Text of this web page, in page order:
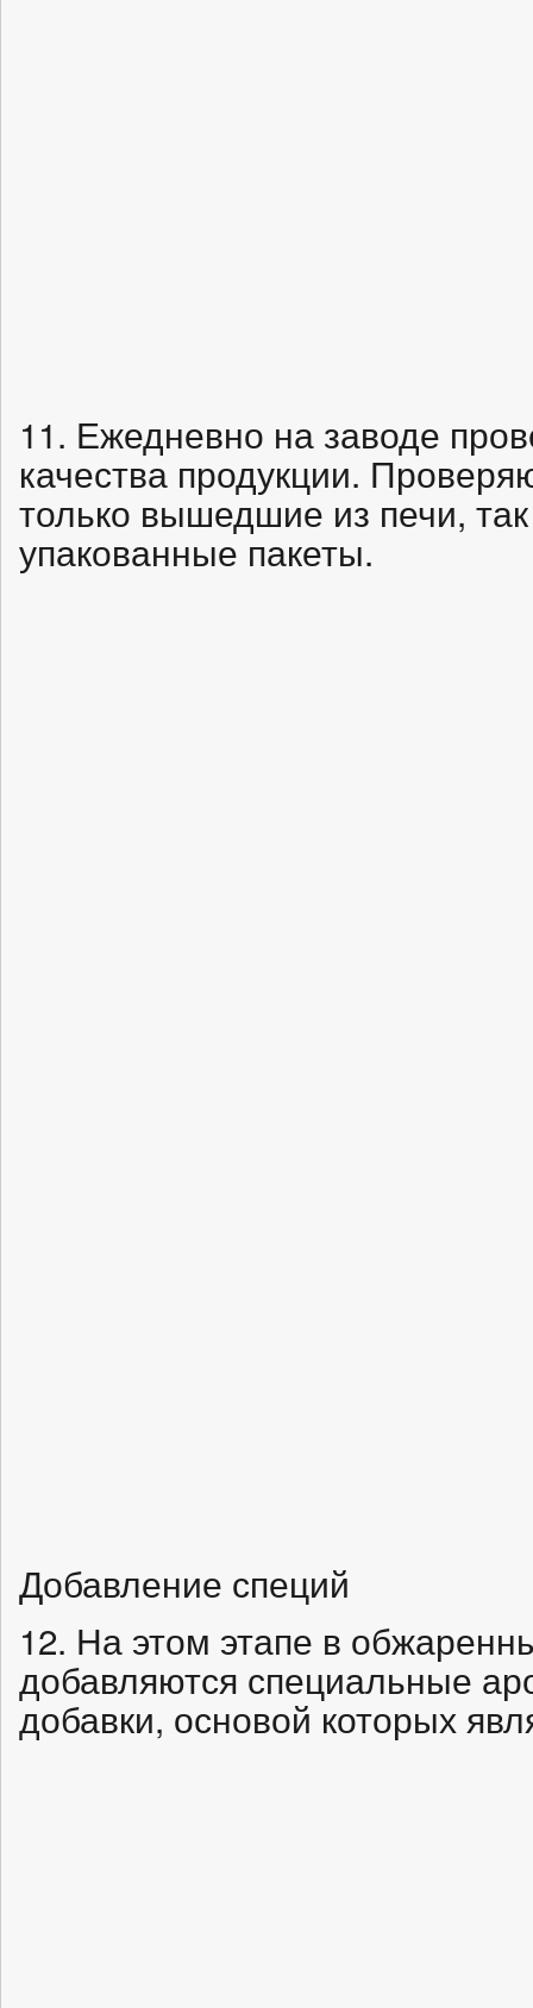
11. Ежедневно на заводе
качества продукции.
только вышедшие из печи,
упакованные пакеты.
Добавление специй
12. На этом этапе в
добавляются специальные
добавки, основой которых